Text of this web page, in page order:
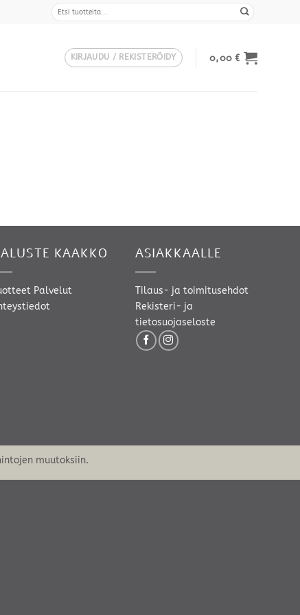
KIRJAUDU / REKISTERÖIDY 0,00€
KAAKKO
Palvelut
ASIAKKAALLE
Tilaus- ja toimitusehdot
Rekisteri- ja
tietosuojaseloste
muutoksiin.